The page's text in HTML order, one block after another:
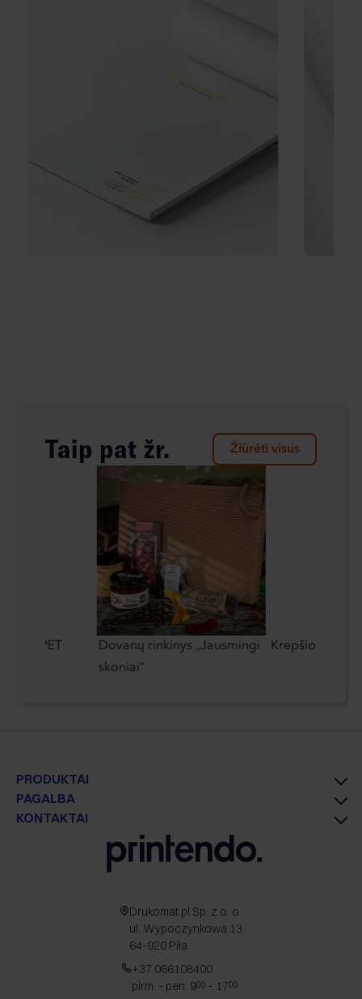
Taip pat žr. Žiūrėti visus
rPET
Dovanų rinkinys „Jausmingi
skoniai“
Krepšio laikiklis
PRODUKTAI
PAGALBA
KONTAKTAI
Drukomat.pl Sp. z o. o.
ul. Wypoczynkowa 13
64-920 Piła
+37 066108400
pirm. - pen. 900 - 1700